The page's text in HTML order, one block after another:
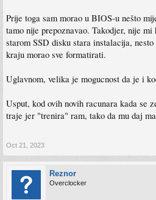
Prije toga sam morao u BIOS-u nešto
tamo nije prepoznavao. Takodjer, nije
starom SSD disku stara instalacija,
kraju morao sve formatirati.
Uglavnom, velika je mogucnost da je i
Usput, kod ovih novih racunara kada se
traje jer "trenira" ram, tako da mu daj
Oct 21, 2023
Reznor
Overclocker